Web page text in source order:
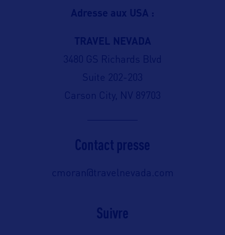
Adresse aux USA :
TRAVEL NEVADA
3480 GS Richards Blvd
Suite 202-203
Carson City, NV 89703
Contact presse
cmoran@travelnevada.com
Suivre